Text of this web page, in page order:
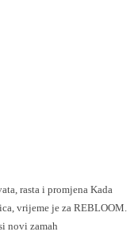
i promjena Kada
vrijeme je za REBLOOM.
novi zamah